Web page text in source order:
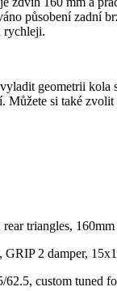
působení zadní
rychleji.
geometrii
Můžete si také
triangles,
2 damper,
custom tuned